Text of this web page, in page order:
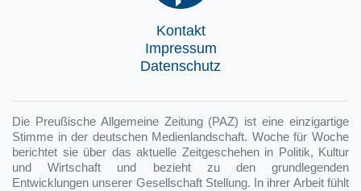
Kontakt
Impressum
Datenschutz
Die Preußische Allgemeine Zeitung (PAZ) ist eine einzigartige
Stimme in der deutschen Medienlandschaft. Woche für Woche
berichtet sie über das aktuelle Zeitgeschehen in Politik, Kultur
und Wirtschaft und bezieht zu den grundlegenden
Entwicklungen unserer Gesellschaft Stellung. In ihrer Arbeit fühlt